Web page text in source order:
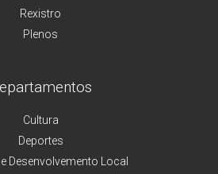
Rexistro
Plenos
Cultura
Deportes
Desenvolvemento Local